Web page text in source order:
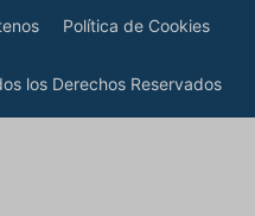
Política de Cookies
los Derechos Reservados